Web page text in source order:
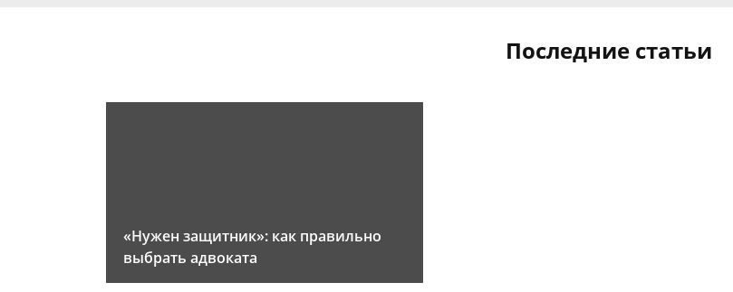
Последние статьи
«Нужен защитник»: как правильно
выбрать адвоката